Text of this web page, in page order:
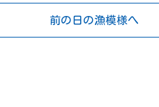
前の日の漁模様へ